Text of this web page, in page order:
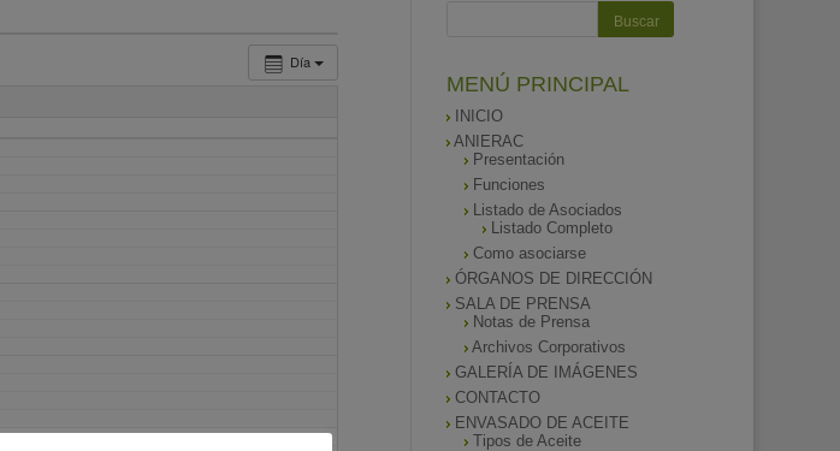
Día
MENÚ PRINCIPAL
INICIO
ANIERAC
Presentación
Funciones
Listado de Asociados
Listado Completo
Como asociarse
ÓRGANOS DE DIRECCIÓN
SALA DE PRENSA
Notas de Prensa
Archivos Corporativos
GALERÍA DE IMÁGENES
CONTACTO
ENVASADO DE ACEITE
Tipos de Aceite